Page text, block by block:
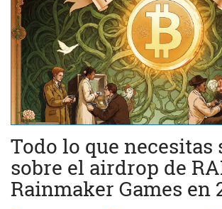
Todo lo que necesitas
sobre el airdrop de
Rainmaker Games en